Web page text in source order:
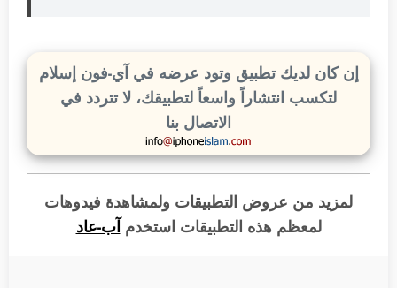
إن كان لديك تطبيق وتود عرضه في آي-فون إسلام
لتكسب انتشاراً واسعاً لتطبيقك، لا تتردد في
الاتصال بنا
لمزيد من عروض التطبيقات ولمشاهدة فيدوهات
لمعظم هذه التطبيقات استخدمآب-عاد